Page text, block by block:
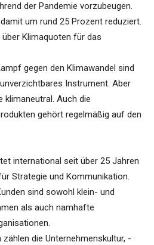
der Pandemie vorzubeugen.
um rund 25 Prozent reduziert.
Klimaquoten für das
gegen den Klimawandel sind
Instrument. Aber
klimaneutral. Auch die
gehört regelmäßig auf den
international seit über 25 Jahren
Strategie und Kommunikation.
sind sowohl klein- und
als auch namhafte
die Unternehmenskultur, -